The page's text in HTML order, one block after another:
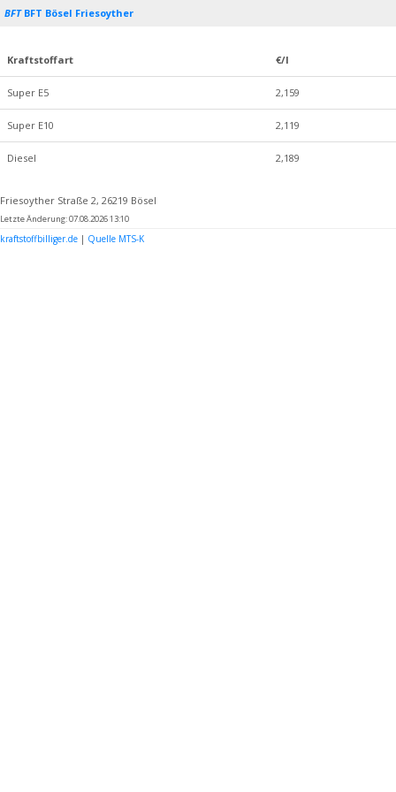
BFTBFT Bösel Friesoyther
Kraftstoffart €/l
Super E5 2,159
Super E10 2,119
Diesel 2,189
Friesoyther Straße 2, 26219 Bösel
Letzte Änderung: 07.08.2026 13:10
kraftstoffbilliger.de | Quelle MTS-K